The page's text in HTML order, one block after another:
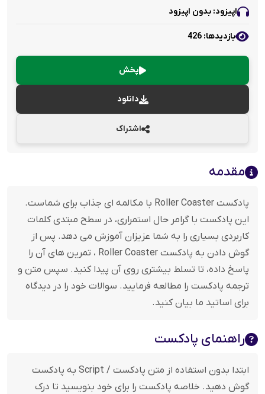
اپیزود: بدون اپیزود
بازدید‌ها: 426
پخش
دانلود
اشتراک
مقدمه
پادکست Roller Coaster با مکالمه ای جذاب برای شماست.
این پادکست با گرامر حال استمراری، در سطح مبتدی کلمات
کاربردی بسیاری را به شما عزیزان آموزش می دهد. پس از
گوش دادن به پادکست Roller Coaster ، تمرین های آن را
پاسخ داده، تا تسلط بیشتری روی آن پیدا کنید. سپس متن و
ترجمه پادکست را مطالعه فرمایید. سوالات خود را در دیدگاه
برای اساتید ما بیان کنید.
راهنمای پادکست
ابتدا بدون استفاده از متن پادکست / Script به پادکست
گوش دهید. خلاصه پادکست را برای خود بنویسید تا درک